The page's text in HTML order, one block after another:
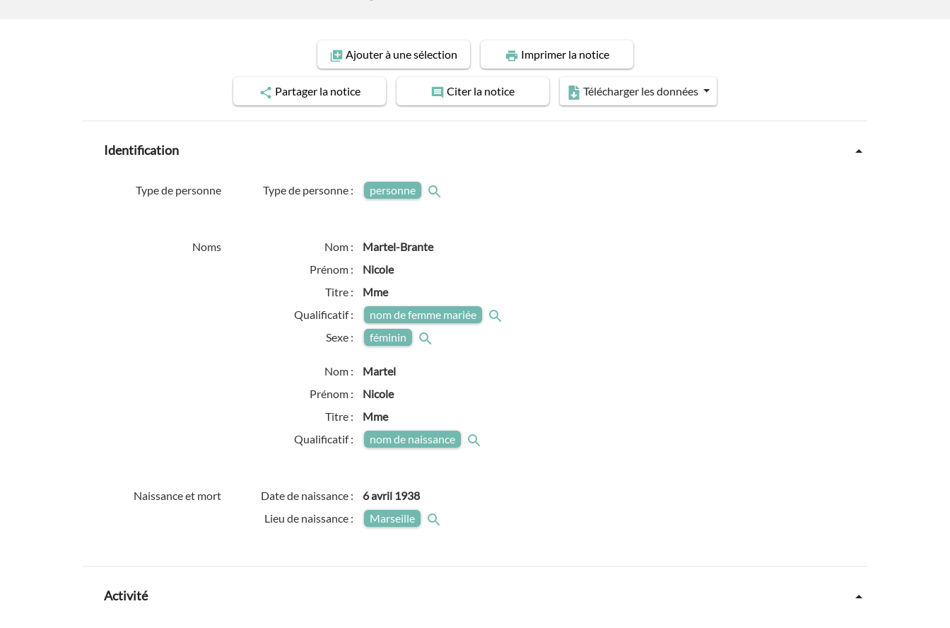
Ajouterà une sélection Imprimerla notice
Partagerla notice Citer la notice Télécharger les données
Identification
Type de personne Type de personne : personne
Noms Nom :
Martel-Brante
Prénom :
Nicole
Titre :
Mme
Qualificatif :
nom de femme mariée
Sexe :
féminin
Nom :
Martel
Prénom :
Nicole
Titre :
Mme
Qualificatif :
nom de naissance
Naissance et mort Date de naissance :
6 avril 1938
Lieu de naissance :
Marseille
Activité